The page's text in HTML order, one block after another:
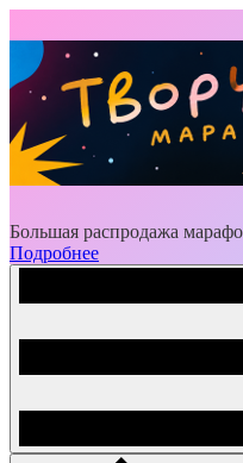
Большая распродажа
Подробнее